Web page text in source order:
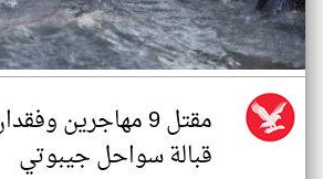
قبالة سواحل جيبوتي